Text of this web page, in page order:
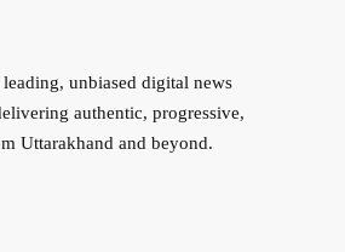
unbiased digital news
authentic, progressive,
Uttarakhand and beyond.